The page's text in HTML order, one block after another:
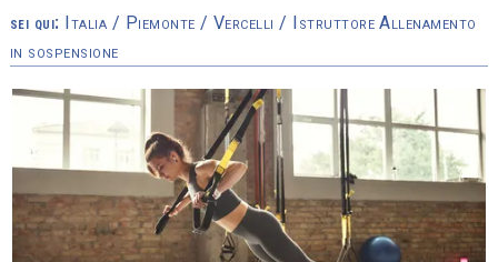
sei qui: Italia / Piemonte / Vercelli/ Istruttore Allenamento
in sospensione